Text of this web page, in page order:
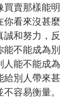
買賣那樣能明
你看來沒甚麼
和努力，反
能不能成為別
人能不能成為
給別人帶來甚
容易衡量。